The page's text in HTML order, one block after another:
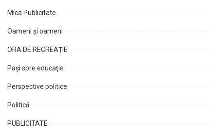
Mica Publicitate
Oameni şi oameni
ORA DE RECREAȚIE
Paşi spre educaţie
Perspective politice
Politică
PUBLICITATE